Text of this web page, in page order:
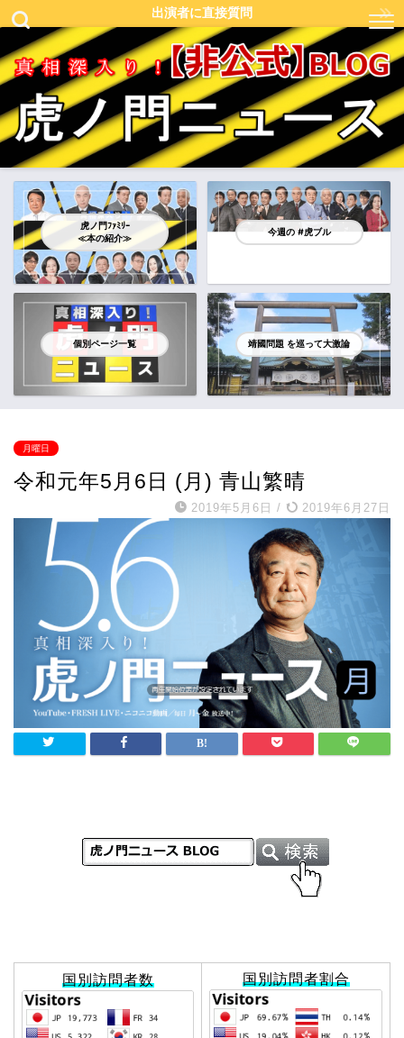
出演者に直接質問
虎ノ門ﾌｧﾐﾘｰ
≪本の紹介≫
今週の #虎ブル
個別ページ一覧 靖國問題 を巡って大激論
月曜日
令和元年5月6日 (月) 青山繁晴
2019年5月6日 / 2019年6月27日
国別訪問者数 国別訪問者割合